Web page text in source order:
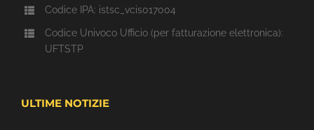
Codice IPA: istsc_vcis017004
Codice Univoco Ufficio (per fatturazione elettronica):
UFTSTP
ULTIME NOTIZIE